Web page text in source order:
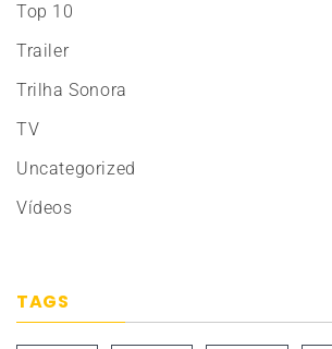
Top 10
Trailer
Trilha Sonora
TV
Uncategorized
Vídeos
TAGS